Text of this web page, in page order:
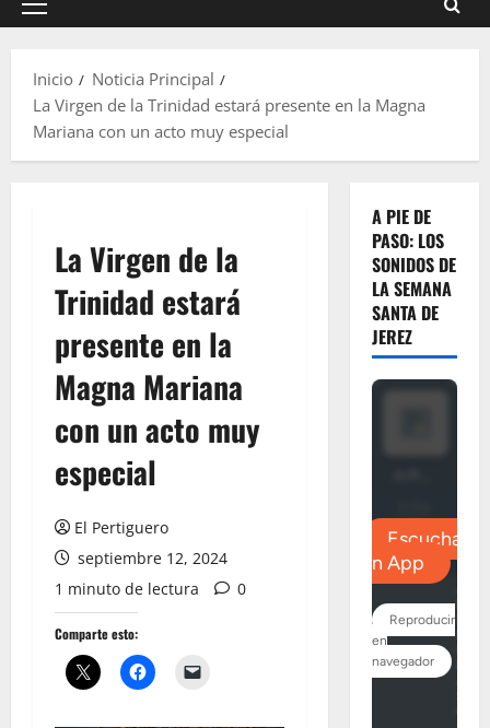
Menú
Inicio
Noticia Principal
La Virgen de la Trinidad estará presente en la Magna
Mariana con un acto muy especial
La Virgen de la
Trinidad estará
presente en la
Magna Mariana
con un acto muy
especial
El Pertiguero
septiembre 12, 2024
1 minuto de lectura
0
Comparte esto:
A PIE DE
PASO: LOS
SONIDOS DE
LA SEMANA
SANTA DE
JEREZ